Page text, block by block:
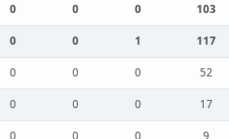
0 0 0
103
0 0 1
117
0 0 0
52
0 0 0
17
0 0 0
9